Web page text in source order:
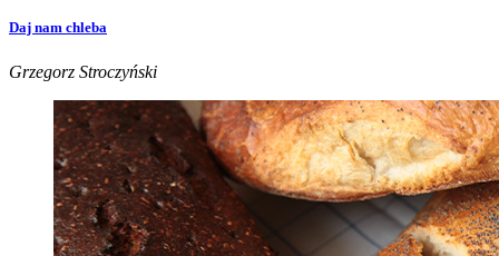
Daj nam chleba
Grzegorz Stroczyński